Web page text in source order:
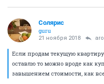
Солярис
guru
21 ноября 2018
Если продам текущую
оставлю то можно вроде как
завышением стоимости, как